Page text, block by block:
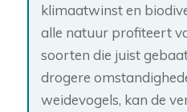
klimaatwinst en
alle natuur profiteert
soorten die juist
drogere
weidevogels, kan de